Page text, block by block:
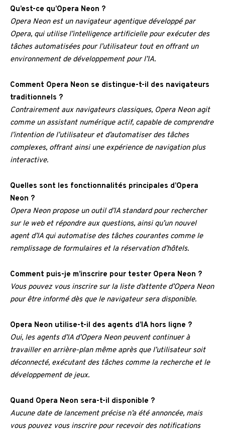
Qu’est-ce qu’Opera Neon ?
Opera Neon est un navigateur agentique développé par
Opera, qui utilise l’intelligence artificielle pour exécuter des
tâches automatisées pour l’utilisateur tout en offrant un
environnement de développement pour l’IA.
Comment Opera Neon se distingue-t-il des navigateurs
traditionnels ?
Contrairement aux navigateurs classiques, Opera Neon agit
comme un assistant numérique actif, capable de comprendre
l’intention de l’utilisateur et d’automatiser des tâches
complexes, offrant ainsi une expérience de navigation plus
interactive.
Quelles sont les fonctionnalités principales d’Opera
Neon ?
Opera Neon propose un outil d’IA standard pour rechercher
sur le web et répondre aux questions, ainsi qu’un nouvel
agent d’IA qui automatise des tâches courantes comme le
remplissage de formulaires et la réservation d’hôtels.
Comment puis-je m’inscrire pour tester Opera Neon ?
Vous pouvez vous inscrire sur la liste d’attente d’Opera Neon
pour être informé dès que le navigateur sera disponible.
Opera Neon utilise-t-il des agents d’IA hors ligne ?
Oui, les agents d’IA d’Opera Neon peuvent continuer à
travailler en arrière-plan même après que l’utilisateur soit
déconnecté, exécutant des tâches comme la recherche et le
développement de jeux.
Quand Opera Neon sera-t-il disponible ?
Aucune date de lancement précise n’a été annoncée, mais
vous pouvez vous inscrire pour recevoir des notifications